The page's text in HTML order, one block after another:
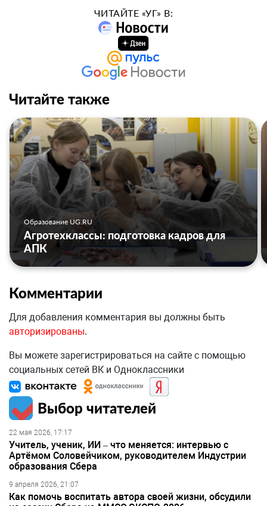
ЧИТАЙТЕ «УГ» В:
Читайте также
Образование UG.RU
Агротехклассы: подготовка кадров для
АПК
Комментарии
Для добавления комментария вы должны быть
авторизированы.
Вы можете зарегистрироваться на сайте с помощью
социальных сетей ВК и Одноклассники
Выбор читателей
22 мая 2026, 17:17
Учитель, ученик, ИИ – что меняется: интервью с
Артёмом Соловейчиком, руководителем Индустрии
образования Сбера
9 апреля 2026, 21:07
Как помочь воспитать автора своей жизни, обсудили